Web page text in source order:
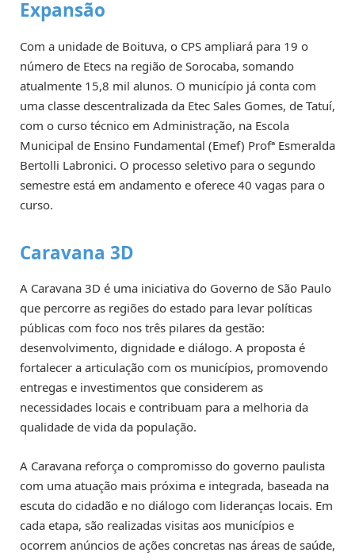
Expansão
Com a unidade de Boituva, o CPS ampliará para 19 o
número de Etecs na região de Sorocaba, somando
atualmente 15,8 mil alunos. O município já conta com
uma classe descentralizada da Etec Sales Gomes, de Tatuí,
com o curso técnico em Administração, na Escola
Municipal de Ensino Fundamental (Emef) Profª Esmeralda
Bertolli Labronici. O processo seletivo para o segundo
semestre está em andamento e oferece 40 vagas para o
curso.
Caravana 3D
A Caravana 3D é uma iniciativa do Governo de São Paulo
que percorre as regiões do estado para levar políticas
públicas com foco nos três pilares da gestão:
desenvolvimento, dignidade e diálogo. A proposta é
fortalecer a articulação com os municípios, promovendo
entregas e investimentos que considerem as
necessidades locais e contribuam para a melhoria da
qualidade de vida da população.
A Caravana reforça o compromisso do governo paulista
com uma atuação mais próxima e integrada, baseada na
escuta do cidadão e no diálogo com lideranças locais. Em
cada etapa, são realizadas visitas aos municípios e
ocorrem anúncios de ações concretas nas áreas de saúde,